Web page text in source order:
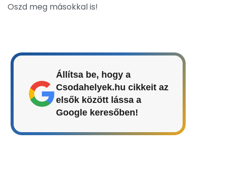
Oszd meg másokkal is!
Állítsa be, hogy a
Csodahelyek.hu cikkeit az
elsők között lássa a
Google keresőben!